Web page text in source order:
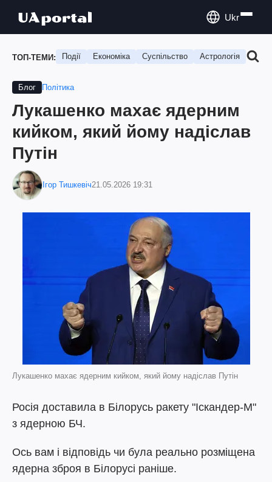
Ukr
ТОП-ТЕМИ: Події Економіка Суспільство Астрологія
Блог Політика
Лукашенко махає ядерним
кийком, який йому надіслав
Путін
Ігор Тишкевіч21.05.2026 19:31
Лукашенко махає ядерним кийком, який йому надіслав Путін
Росія доставила в Білорусь ракету "Іскандер-М"
з ядерною БЧ.
Ось вам і відповідь чи була реально розміщена
ядерна зброя в Білорусі раніше.